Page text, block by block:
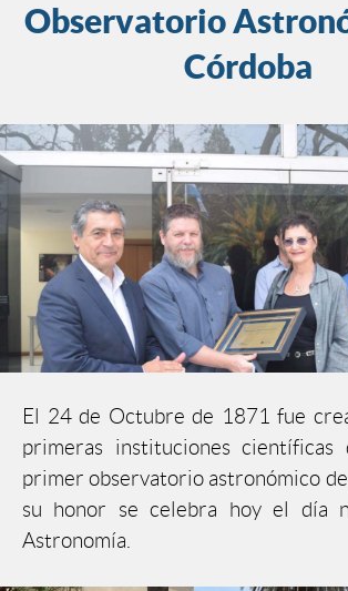
Observatorio
Córdoba
El 24 de Octubre de 1871 fue
primeras instituciones
primer observatorio astronómico
su honor se celebra hoy el día
Astronomía.